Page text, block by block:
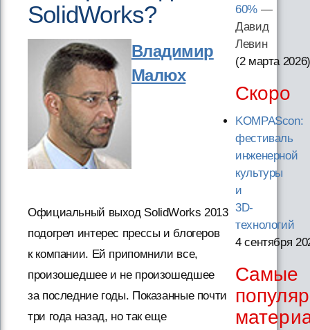
SolidWorks?
Владимир
Малюх
Официальный выход SolidWorks 2013
подогрел интерес прессы и блогеров
к компании. Ей припомнили все,
произошедшее и не произошедшее
за последние годы. Показанные почти
три года назад, но так еще
60%—
Давид
Левин
(2 марта 2026)
Скоро
KOMPAScon:
фестиваль
инженерной
культуры
и
3D-
технологий
4 сентября
Самые